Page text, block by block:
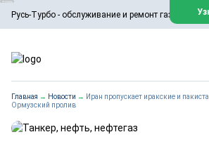
Русь-Турбо - обслуживание и ремонт газовых
ООО «Русь-Турбо» занимается сервисом
турбин, комплексным ремонтом,
техническим обслуживанием
работают на нефтегазовых,
металлургических и других предприятиях.
Реклама. ООО «Русь-Турбо», ИНН
erid: F7NfYUJCUneVdwPs4znf
Перейти на сайт
Главная → Новости → Иран пропускает иракские и
Ормузский пролив